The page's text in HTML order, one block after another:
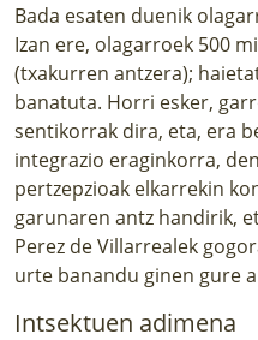
Bada esaten duenik
Izan ere, olagarroek 500
(txakurren antzera);
banatuta. Horri esker,
sentikorrak dira, eta, era
integrazio eraginkorra,
pertzepzioak elkarrekin
garunaren antz handirik,
Perez de Villarrealek
urte banandu ginen gure
Intsektuen adimena